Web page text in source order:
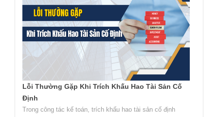
Lỗi Thường Gặp Khi Trích Khấu Hao Tài Sản Cố
Định
Trong công tác kế toán, trích khấu hao tài sản cố định